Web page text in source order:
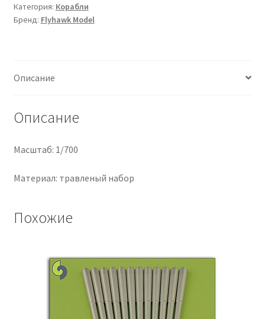
боеприпасов
IJN
Категория: Корабли
Бренд: Flyhawk Model
Описание
Описание
Масштаб: 1/700
Материал: травленый набор
Похожие